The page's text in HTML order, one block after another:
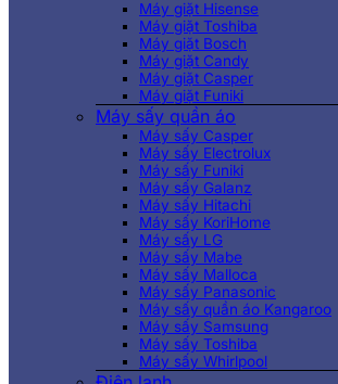
Máy giặt Hisense
Máy giặt Toshiba
Máy giặt Bosch
Máy giặt Candy
Máy giặt Casper
Máy giặt Funiki
Máy sấy quần áo
Máy sấy Casper
Máy sấy Electrolux
Máy sấy Funiki
Máy sấy Galanz
Máy sấy Hitachi
Máy sấy KoriHome
Máy sấy LG
Máy sấy Mabe
Máy sấy Malloca
Máy sấy Panasonic
Máy sấy quần áo Kangaroo
Máy sấy Samsung
Máy sấy Toshiba
Máy sấy Whirlpool